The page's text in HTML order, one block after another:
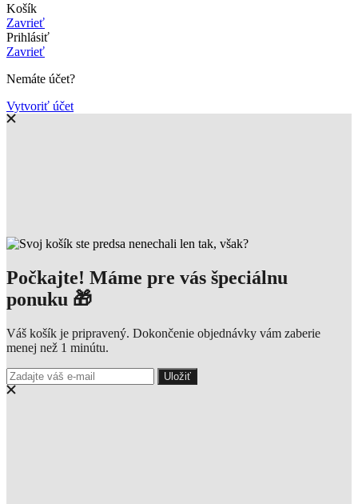
Košík
Zavrieť
Prihlásiť
Zavrieť
Nemáte účet?
Vytvoriť účet
Počkajte! Máme pre vás špeciálnu
ponuku 🎁
Váš košík je pripravený. Dokončenie objednávky vám zaberie
menej než 1 minútu.
Uložiť